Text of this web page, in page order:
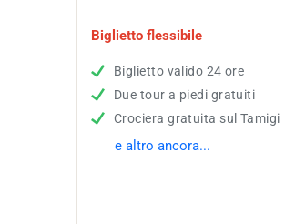
Biglietto flessibile
Biglietto valido 24 ore
Due tour a piedi gratuiti
Crociera gratuita sul Tamigi
e altro ancora...